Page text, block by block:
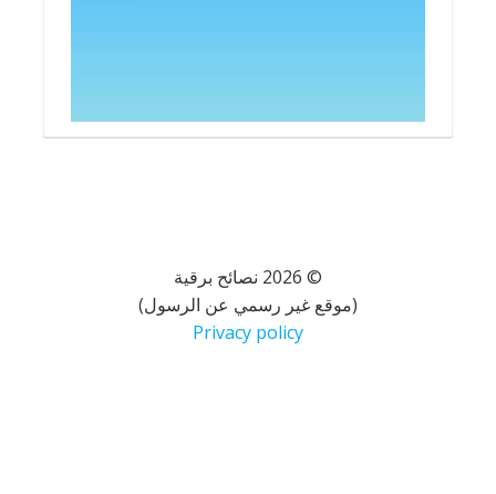
© 2026 نصائح برقية
(موقع غير رسمي عن الرسول)
Privacy policy